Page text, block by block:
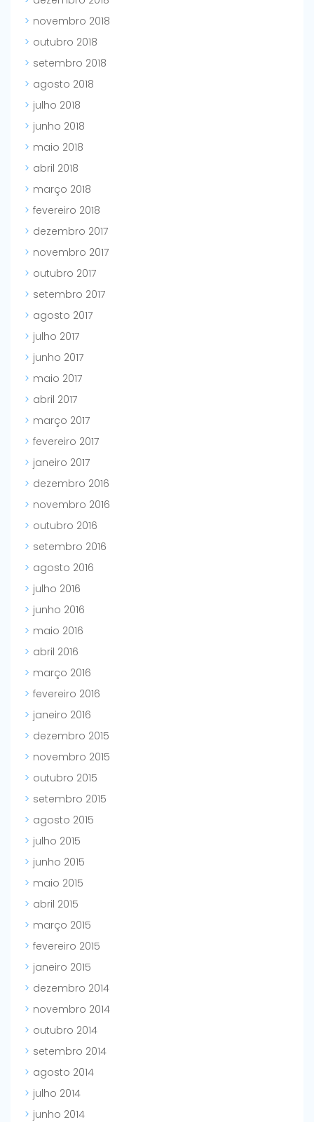
novembro 2018
outubro 2018
setembro 2018
agosto 2018
julho 2018
junho 2018
maio 2018
abril 2018
março 2018
fevereiro 2018
dezembro 2017
novembro 2017
outubro 2017
setembro 2017
agosto 2017
julho 2017
junho 2017
maio 2017
abril 2017
março 2017
fevereiro 2017
janeiro 2017
dezembro 2016
novembro 2016
outubro 2016
setembro 2016
agosto 2016
julho 2016
junho 2016
maio 2016
abril 2016
março 2016
fevereiro 2016
janeiro 2016
dezembro 2015
novembro 2015
outubro 2015
setembro 2015
agosto 2015
julho 2015
junho 2015
maio 2015
abril 2015
março 2015
fevereiro 2015
janeiro 2015
dezembro 2014
novembro 2014
outubro 2014
setembro 2014
agosto 2014
julho 2014
junho 2014